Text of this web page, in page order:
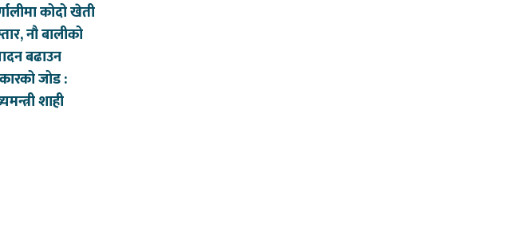
कोदो खेती
नौ बालीको
बढाउन
जोड :
शाही